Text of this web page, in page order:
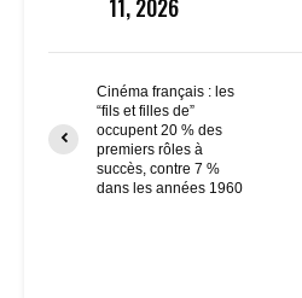
11, 2026
Cinéma français : les
“fils et filles de”
occupent 20 % des
premiers rôles à
succès, contre 7 %
dans les années 1960